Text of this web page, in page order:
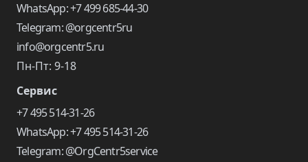
WhatsApp: +7 499 685-44-30
Telegram: @orgcentr5ru
info@orgcentr5.ru
Пн-Пт: 9-18
Сервис
+7 495 514-31-26
WhatsApp: +7 495 514-31-26
Telegram: @OrgCentr5service